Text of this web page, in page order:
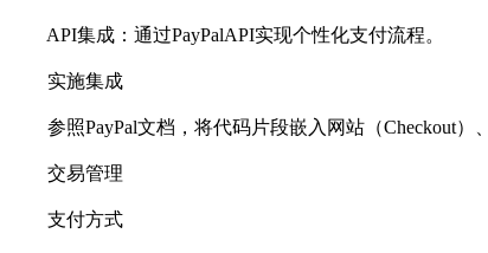
API集成：通过PayPalAPI实现个性化支付流程。
实施集成
参照PayPal文档，将代码片段嵌入网站（Checkout）
交易管理
支付方式